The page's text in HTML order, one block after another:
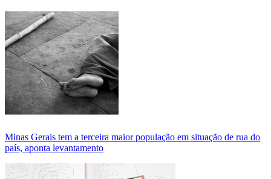
Minas Gerais tem a terceira maior população em situação de rua do
país, aponta levantamento